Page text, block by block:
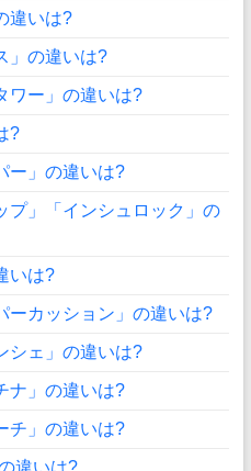
違いは?
」の違いは?
ワー」の違いは?
?
ー」の違いは?
プ」「インシュロック」の
いは?
ーカッション」の違いは?
シェ」の違いは?
ナ」の違いは?
チ」の違いは?
違いは?